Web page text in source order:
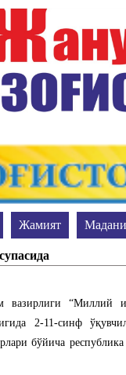
Жамият
Сўранг-жавоб
вазирлиги “Миллий
2-11-синф
бўйича